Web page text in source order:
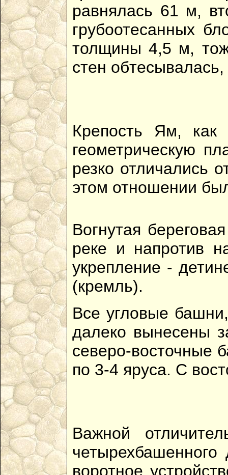
равнялась 61 м,
грубоотесанных
толщины 4,5 м,
стен
Крепость Ям,
геометрическую
резко отличались
этом отношении
Вогнутая
реке и напротив
укрепление -
(кремль).
Все угловые
далеко вынесены
северо-восточные
по 3-4 яруса. С
Важной
воротное